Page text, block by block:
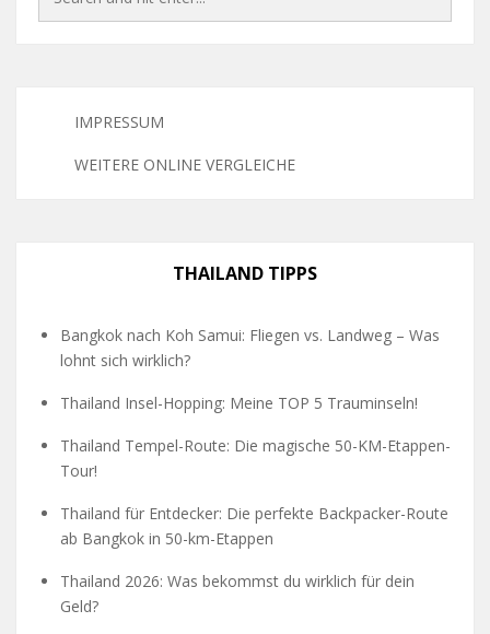
IMPRESSUM
WEITERE ONLINE VERGLEICHE
THAILAND TIPPS
Bangkok nach Koh Samui: Fliegen vs. Landweg – Was
lohnt sich wirklich?
Thailand Insel-Hopping: Meine TOP 5 Trauminseln!
Thailand Tempel-Route: Die magische 50-KM-Etappen-
Tour!
Thailand für Entdecker: Die perfekte Backpacker-Route
ab Bangkok in 50-km-Etappen
Thailand 2026: Was bekommst du wirklich für dein
Geld?